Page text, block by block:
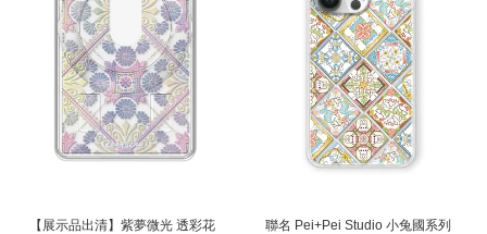
【展示品出清】紫夢微光 透彩花
聯名 Pei+Pei Studio 小兔國系列